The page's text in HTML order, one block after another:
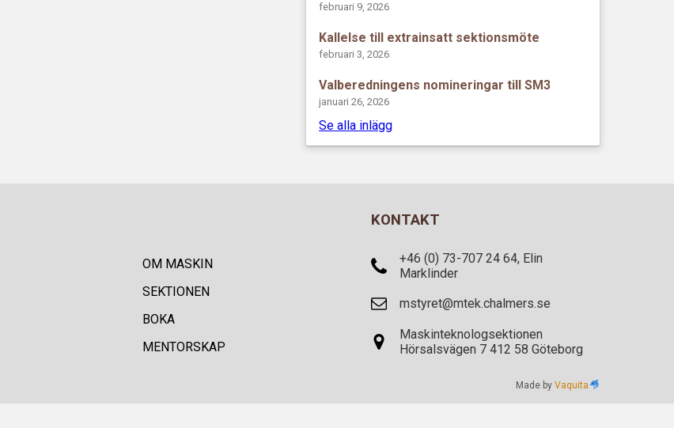
februari 9, 2026
Kallelse till extrainsatt sektionsmöte
februari 3, 2026
Valberedningens nomineringar till SM3
januari 26, 2026
Se alla inlägg
OM MASKIN
SEKTIONEN
BOKA
MENTORSKAP
KONTAKT
+46 (0) 73-707 24 64, Elin
Marklinder
mstyret@mtek.chalmers.se
Maskinteknologsektionen
Hörsalsvägen 7 412 58 Göteborg
Made byVaquita